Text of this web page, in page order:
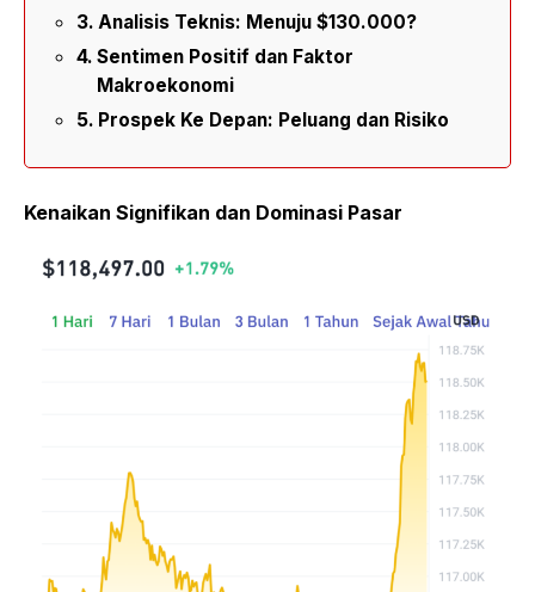
Analisis Teknis: Menuju $130.000?
Sentimen Positif dan Faktor
Makroekonomi
Prospek Ke Depan: Peluang dan Risiko
Kenaikan Signifikan dan Dominasi Pasar